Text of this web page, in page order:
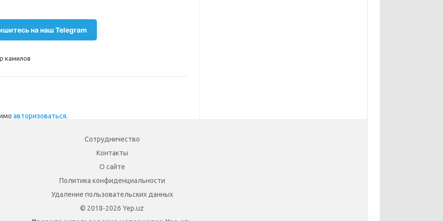
на наш Telegram
камилов
авторизоваться.
Сотрудничество
Контакты
О сайте
Политика конфиденциальности
Удаление пользовательских данных
© 2018-2026 Yep.uz